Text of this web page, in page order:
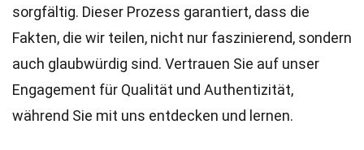
sorgfältig. Dieser Prozess garantiert, dass die
Fakten, die wir teilen, nicht nur faszinierend, sondern
auch glaubwürdig sind. Vertrauen Sie auf unser
Engagement für Qualität und Authentizität,
während Sie mit uns entdecken und lernen.